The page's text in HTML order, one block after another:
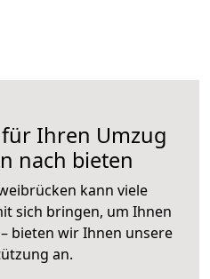
Ihren Umzug
nach bieten
kann viele
sich bringen, um Ihnen
bieten wir Ihnen unsere
an.